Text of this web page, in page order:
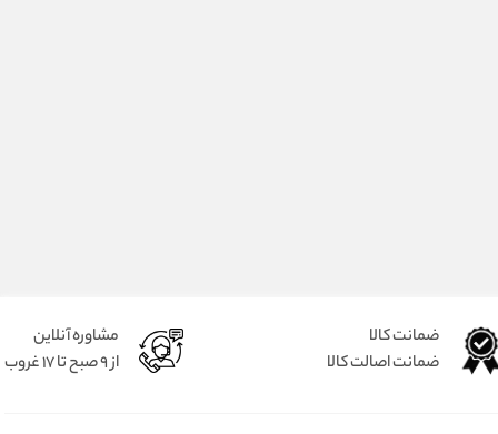
ضمانت کالا
ضمانت اصالت کالا
مشاوره آنلاین
از 9 صبح تا 17 غروب